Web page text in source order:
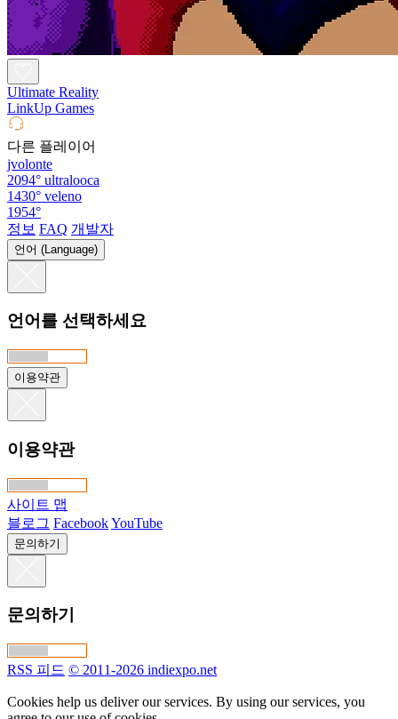
Ultimate Reality
LinkUp Games
다른 플레이어
jvolonte
2094° ultralooca
1430° veleno
1954°
정보 FAQ 개발자
언어 (Language)
언어를 선택하세요
이용약관
이용약관
사이트 맵
블로그 FacebookYouTube
문의하기
문의하기
RSS 피드 © 2011-2026 indiexpo.net
Cookies help us deliver our services. By using our services, you